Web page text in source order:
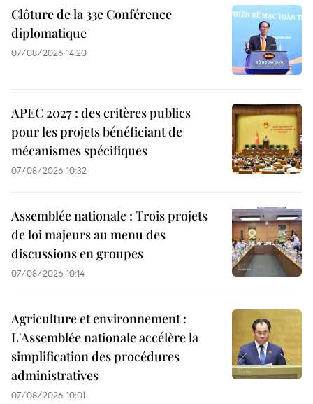
Clôture de la 33e Conférence
diplomatique
07/08/2026 14:20
APEC 2027 : des critères publics
pour les projets bénéficiant de
mécanismes spécifiques
07/08/2026 10:32
Assemblée nationale : Trois projets
de loi majeurs au menu des
discussions en groupes
07/08/2026 10:14
Agriculture et environnement :
L'Assemblée nationale accélère la
simplification des procédures
administratives
07/08/2026 10:01